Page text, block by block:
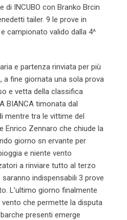
di INCUBO con Branko Brcin
tailer. 9 le prove in
campionato valido dalla 4^
e partenza rinviata per più
a fine giornata una sola prova
e vetta della classifica
BIANCA timonata dal
mentre tra le vittime del
Enrico Zennaro che chiude la
giorno sn ervante per
e niente vento
a rinviare tutto al terzo
indispensabili 3 prove
L’ultimo giorno finalmente
vento che permette la disputa
presenti emerge